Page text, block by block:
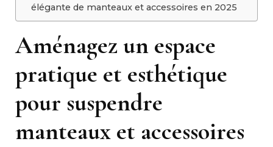
élégante de manteaux et accessoires en 2025
Aménagez un espace
pratique et esthétique
pour suspendre
manteaux et accessoires